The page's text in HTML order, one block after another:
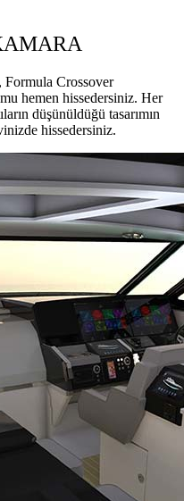
Formula Crossover
hemen hissedersiniz. Her
düşünüldüğü tasarımın
hissedersiniz.